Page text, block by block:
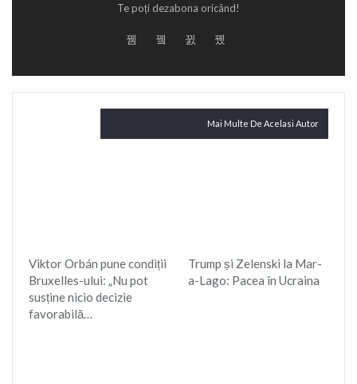
Te poți dezabona oricând!
Mai Multe De Acelasi Autor
Viktor Orbán pune condiții
Bruxelles-ului: „Nu pot
susține nicio decizie
favorabilă…
Trump și Zelenski la Mar-
a-Lago: Pacea în Ucraina